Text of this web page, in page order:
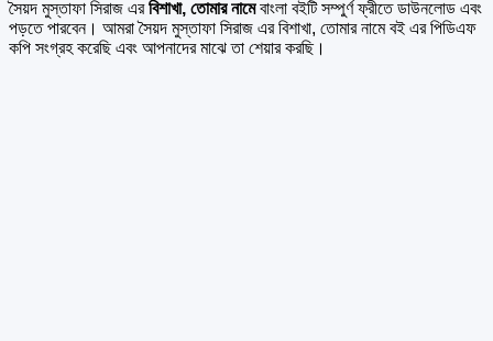
সৈয়দ মুস্তাফা সিরাজ এরবিশাখা, তোমার নামেবাংলা বইটি সম্পুর্ণ ফ্রীতে ডাউনলোড এবং
পড়তে পারবেন। আমরা সৈয়দ মুস্তাফা সিরাজ এর বিশাখা, তোমার নামে বই এর পিডিএফ
কপি সংগ্রহ করেছি এবং আপনাদের মাঝে তা শেয়ার করছি।